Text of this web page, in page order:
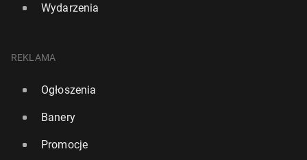
Wydarzenia
REKLAMA
Ogłoszenia
Banery
Promocje